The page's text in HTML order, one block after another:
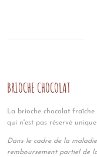
BRIOCHE CHOCOLAT
La brioche chocolat
qui n'est pas réservé
Dans le cadre de la
remboursement partiel de